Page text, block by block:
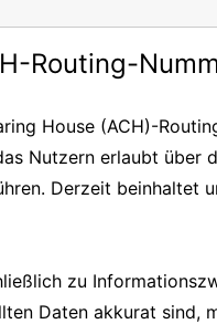
Routing-
House (ACH)-
Nutzern erlaubt über
Derzeit beinhaltet
zu
Daten akkurat sind,